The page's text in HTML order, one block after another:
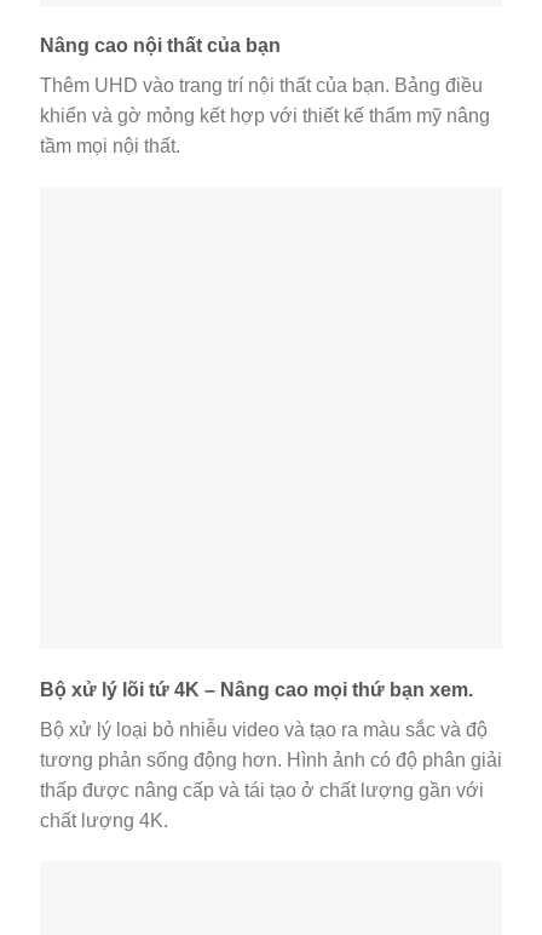
Nâng cao nội thất của bạn
Thêm UHD vào trang trí nội thất của bạn. Bảng điều
khiển và gờ mỏng kết hợp với thiết kế thẩm mỹ nâng
tầm mọi nội thất.
Bộ xử lý lõi tứ 4K – Nâng cao mọi thứ bạn xem.
Bộ xử lý loại bỏ nhiễu video và tạo ra màu sắc và độ
tương phản sống động hơn. Hình ảnh có độ phân giải
thấp được nâng cấp và tái tạo ở chất lượng gần với
chất lượng 4K.